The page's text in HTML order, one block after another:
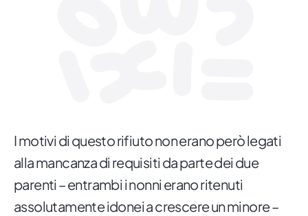
I motivi di questo rifiuto non erano però legati
alla mancanza di requisiti da parte dei due
parenti – entrambi i nonni erano ritenuti
assolutamente idonei a crescere un minore –